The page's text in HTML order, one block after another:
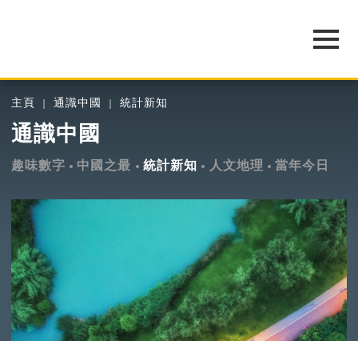
主頁 通識中國 統計新知
通識中國
趣味數字 中國之最 統計新知 人文地理 當年今日